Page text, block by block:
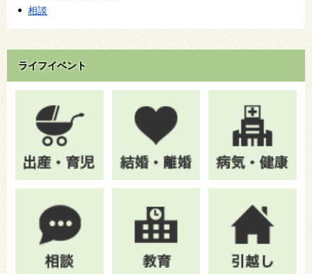
相談
ライフイベント